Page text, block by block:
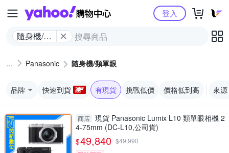
Yahoo購物中心
隨身機/類
登入
Panasonic 隨身機/類單眼
品牌 快速到貨 有現貨 挑戰低價 價格低到高 來源
商店 現貨 Panasonic Lumix L10 類單眼相機 2
4-75mm (DC-L10,公司貨)
$49,840 $49,990